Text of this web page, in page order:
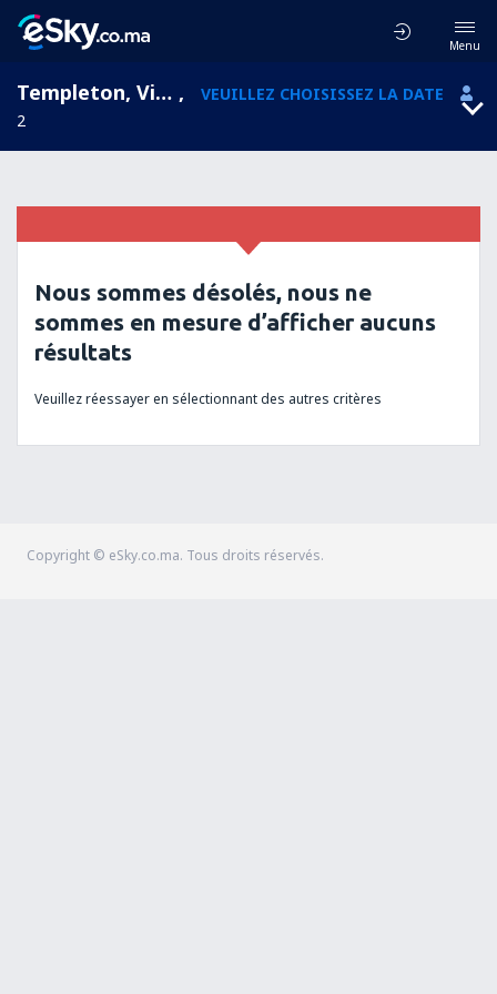
Menu
Templeton, Virginia, États-Unis ,
VEUILLEZ CHOISISSEZ LA DATE
2
Nous sommes désolés, nous ne
sommes en mesure d’afficher aucuns
résultats
Veuillez réessayer en sélectionnant des autres critères
Copyright © eSky.co.ma. Tous droits réservés.